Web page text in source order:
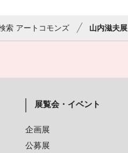
索 アートコモンズ 山内滋夫展
展覧会・イベント
企画展
公募展